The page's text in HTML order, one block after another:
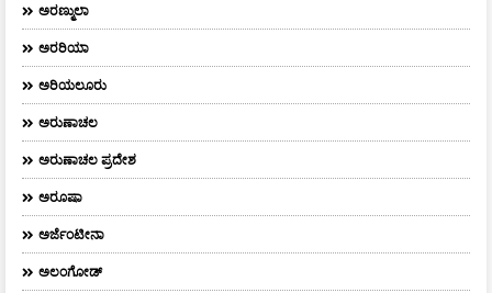
ಅರಣ್ಮುಲಾ
ಅರರಿಯಾ
ಅರಿಯಲೂರು
ಅರುಣಾಚಲ
ಅರುಣಾಚಲ ಪ್ರದೇಶ
ಅರೂಷಾ
ಅರ್ಜೆಂಟೀನಾ
ಅಲಂಗೋಡ್